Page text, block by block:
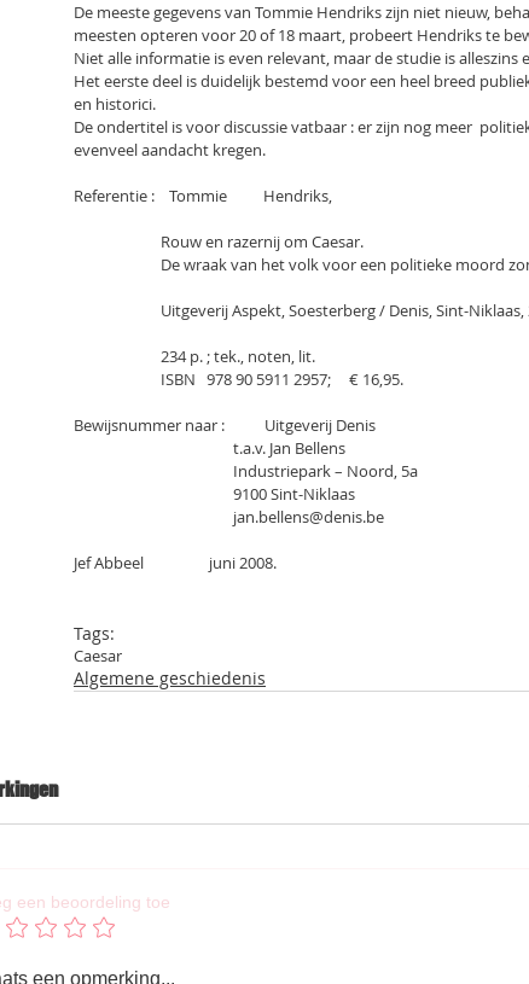
De meeste gegevens van Tommie Hendriks zijn niet nieuw,
meesten opteren voor 20 of 18 maart, probeert Hendriks te
Niet alle informatie is even relevant, maar de studie is
Het eerste deel is duidelijk bestemd voor een heel breed
en historici.
De ondertitel is voor discussie vatbaar : er zijn nog meer
evenveel aandacht kregen.
Referentie :    Tommie          Hendriks,
                        Rouw en razernij om Caesar.
De wraak van het volk voor een politieke
Uitgeverij Aspekt, Soesterberg / Denis, Sint-
                        234 p. ; tek., noten, lit.
                        ISBN   978 90 5911 2957;     € 16,95.
Bewijsnummer naar :           Uitgeverij Denis
                                            t.a.v. Jan Bellens
                                            Industriepark – Noord, 5a
                                            9100 Sint-Niklaas
                                            jan.bellens@denis.be
Jef Abbeel                  juni 2008.
Tags:
Caesar
Algemene geschiedenis
een beoordeling toe
een opmerking...